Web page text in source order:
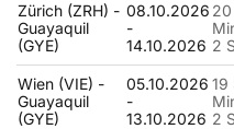
Zürich (ZRH) -
Guayaquil
(GYE)
08.10.2026
-
14.10.2026 2
Wien (VIE) -
Guayaquil
(GYE)
05.10.2026
-
13.10.2026
19
2